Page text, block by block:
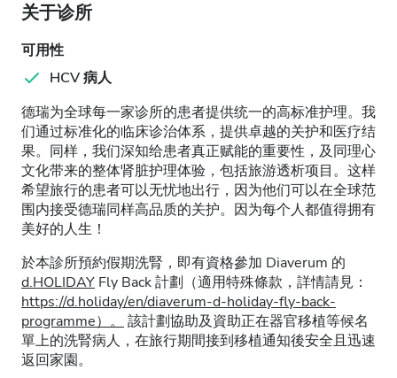
关于诊所
可用性
HCV 病人
德瑞为全球每一家诊所的患者提供统一的高标准护理。我
们通过标准化的临床诊治体系，提供卓越的关护和医疗结
果。同样，我们深知给患者真正赋能的重要性，及同理心
文化带来的整体肾脏护理体验，包括旅游透析项目。这样
希望旅行的患者可以无忧地出行，因为他们可以在全球范
围内接受德瑞同样高品质的关护。因为每个人都值得拥有
美好的人生！
於本診所預約假期洗腎，即有資格參加 Diaverum 的
d.HOLIDAY Fly Back 計劃（適用特殊條款，詳情請見：
https://d.holiday/en/diaverum-d-holiday-fly-back-
programme）。
該計劃協助及資助正在器官移植等候名
單上的洗腎病人，在旅行期間接到移植通知後安全且迅速
返回家園。